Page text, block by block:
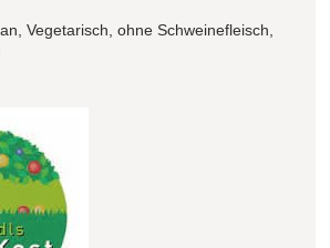
Vegetarisch, ohne Schweinefleisch,